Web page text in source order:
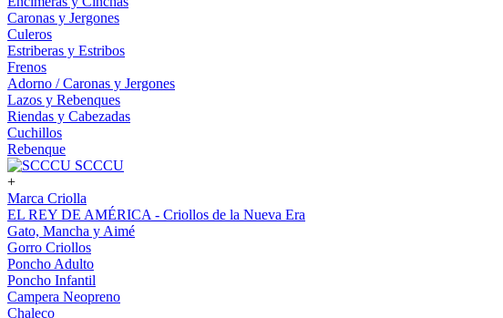
Caronas y Jergones
Culeros
Estriberas y Estribos
Frenos
Adorno / Caronas y Jergones
Lazos y Rebenques
Riendas y Cabezadas
Cuchillos
Rebenque
SCCCU
+
Marca Criolla
EL REY DE AMÉRICA - Criollos de la Nueva Era
Gato, Mancha y Aimé
Gorro Criollos
Poncho Adulto
Poncho Infantil
Campera Neopreno
Chaleco